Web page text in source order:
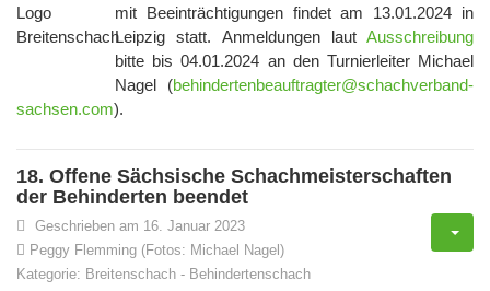
mit Beeinträchtigungen findet am 13.01.2024 in
Leipzig statt. Anmeldungen laut Ausschreibung
bitte bis 04.01.2024 an den Turnierleiter Michael
Nagel (behindertenbeauftragter@schachverband-
sachsen.com).
18. Offene Sächsische Schachmeisterschaften
der Behinderten beendet
Geschrieben am 16. Januar 2023
Peggy Flemming (Fotos: Michael Nagel)
Kategorie: Breitenschach - Behindertenschach